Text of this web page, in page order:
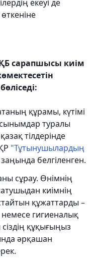
екеуі де
сарапшысы киім
құрамы, күтімі
туралы
тілдерінде
"Тұтынушылардың
заңында белгіленген.
сұрау. Өнімнің
киімнің
құжаттарды –
немесе гигиеналық
құқығыңыз
әрқашан